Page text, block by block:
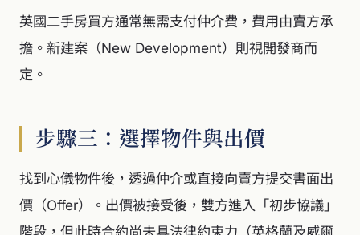
英國二手房買方通常無需支付仲介費，費用由賣方承
擔。新建案（New Development）則視開發商而
定。
步驟三：選擇物件與出價
找到心儀物件後，透過仲介或直接向賣方提交書面出
價（Offer）。出價被接受後，雙方進入「初步協議」
階段，但此時合約尚未具法律約束力（英格蘭及威爾